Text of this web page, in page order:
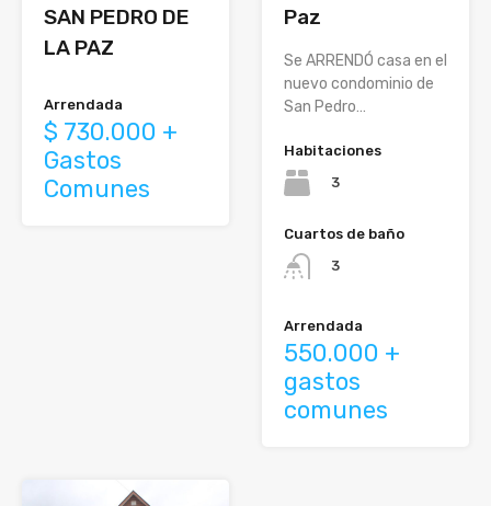
SAN PEDRO DE
LA PAZ
Arrendada
$ 730.000 +
Gastos
Comunes
Paz
Se ARRENDÓ casa en el
nuevo condominio de
San Pedro…
Habitaciones
3
Cuartos de baño
3
Arrendada
550.000 +
gastos
comunes